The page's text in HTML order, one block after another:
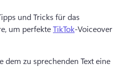
und Tricks für das
um perfekte TikTok-Voiceover
dem zu sprechenden Text eine